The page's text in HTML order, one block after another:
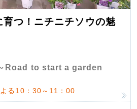
育つ！ニチニチソウの魅
Road to start a garden
る10：30～11：00